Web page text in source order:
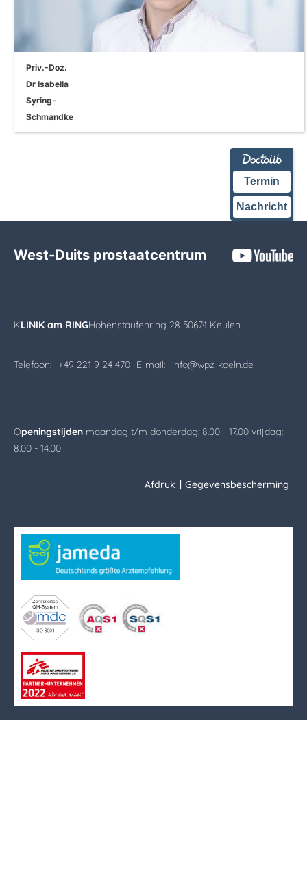
Priv.-Doz.
Dr Isabella
Syring-
Schmandke
Termin
Nachricht
West-Duits prostaatcentrum
KLINIK am RINGHohenstaufenring 28 50674 Keulen
Telefoon: +49 221 9 24 470 E-mail: info@wpz-koeln.de
Openingstijden maandag t/m donderdag: 8.00 - 17.00 vrijdag:
8.00 - 14.00
Afdruk Gegevensbescherming